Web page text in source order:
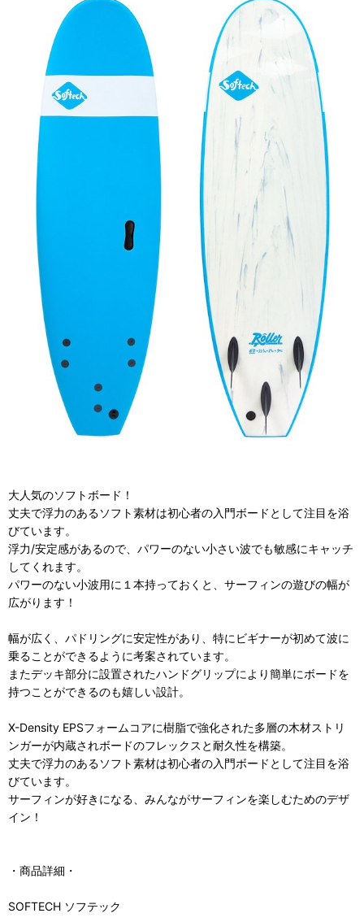
大人気のソフトボード！
丈夫で浮力のあるソフト素材は初心者の入門ボードとして注目を浴
びています。
浮力/安定感があるので、パワーのない小さい波でも敏感にキャッチ
してくれます。
パワーのない小波用に１本持っておくと、サーフィンの遊びの幅が
広がります！
幅が広く、パドリングに安定性があり、特にビギナーが初めて波に
乗ることができるように考案されています。
またデッキ部分に設置されたハンドグリップにより簡単にボードを
持つことができるのも嬉しい設計。
X-Density EPSフォームコアに樹脂で強化された多層の木材ストリ
ンガーが内蔵されボードのフレックスと耐久性を構築。
丈夫で浮力のあるソフト素材は初心者の入門ボードとして注目を浴
びています。
サーフィンが好きになる、みんながサーフィンを楽しむためのデザ
イン！
・商品詳細・
SOFTECH ソフテック